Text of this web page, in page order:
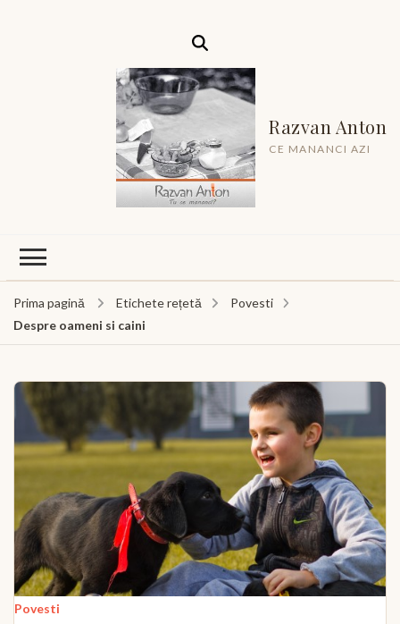
Razvan Anton
CE MANANCI AZI
Prima pagină Etichete rețetă
Povesti
Despre oameni si caini
Povesti